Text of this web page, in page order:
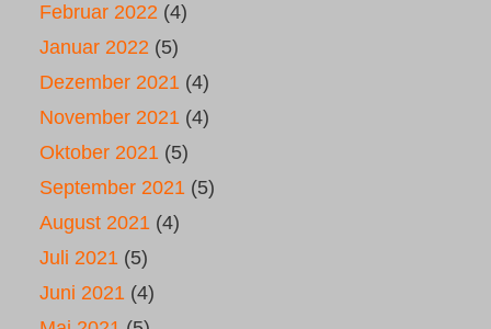
Februar 2022 (4)
Januar 2022 (5)
Dezember 2021 (4)
November 2021 (4)
Oktober 2021 (5)
September 2021 (5)
August 2021 (4)
Juli 2021 (5)
Juni 2021 (4)